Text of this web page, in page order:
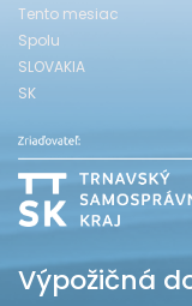
Tento mesiac
Spolu
SLOVAKIA
SK
Výpožičná